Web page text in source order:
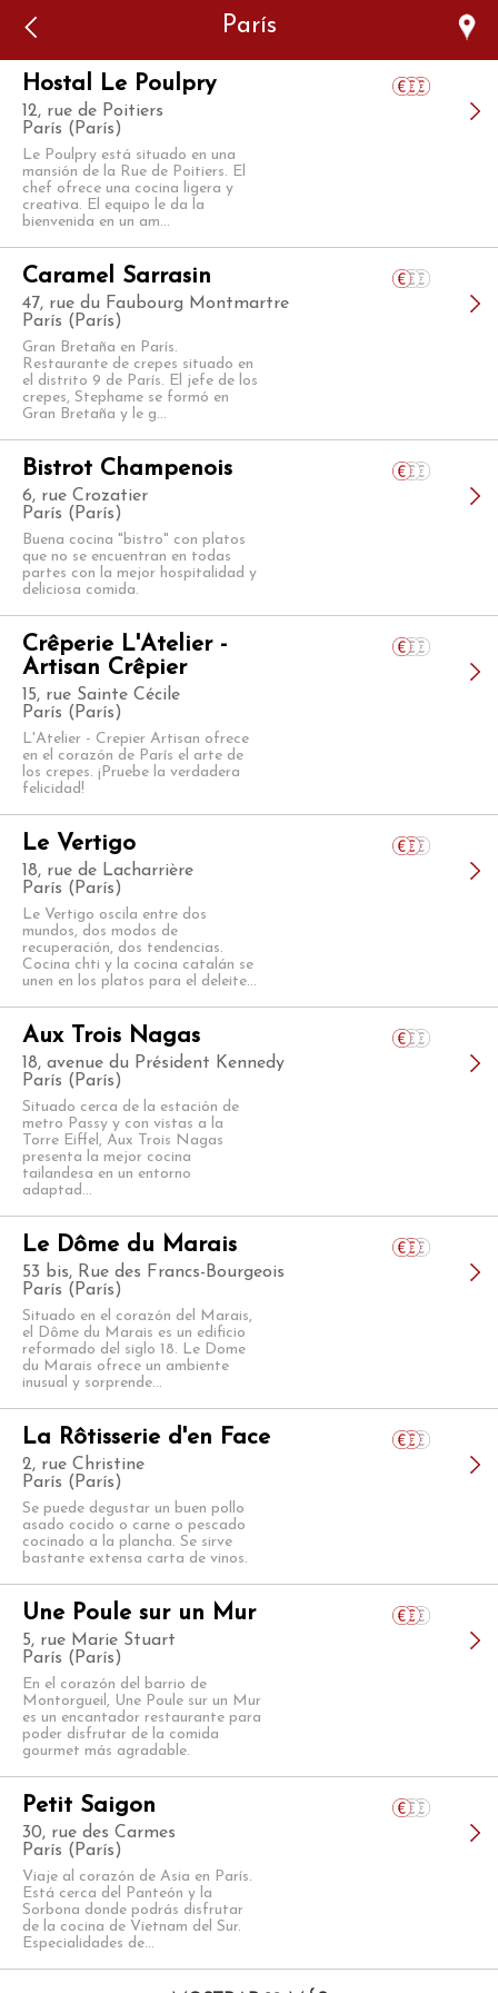
París
Hostal Le Poulpry
12, rue de Poitiers
París (París)
Le Poulpry está situado en una
mansión de la Rue de Poitiers. El
chef ofrece una cocina ligera y
creativa. El equipo le da la
bienvenida en un am...
Caramel Sarrasin
47, rue du Faubourg Montmartre
París (París)
Gran Bretaña en París.
Restaurante de crepes situado en
el distrito 9 de París. El jefe de los
crepes, Stephame se formó en
Gran Bretaña y le g...
Bistrot Champenois
6, rue Crozatier
París (París)
Buena cocina "bistro" con platos
que no se encuentran en todas
partes con la mejor hospitalidad y
deliciosa comida.
Crêperie L'Atelier -
Artisan Crêpier
15, rue Sainte Cécile
París (París)
L'Atelier - Crepier Artisan ofrece
en el corazón de París el arte de
los crepes. ¡Pruebe la verdadera
felicidad!
Le Vertigo
18, rue de Lacharrière
París (París)
Le Vertigo oscila entre dos
mundos, dos modos de
recuperación, dos tendencias.
Cocina chti y la cocina catalán se
unen en los platos para el deleite...
Aux Trois Nagas
18, avenue du Président Kennedy
París (París)
Situado cerca de la estación de
metro Passy y con vistas a la
Torre Eiffel, Aux Trois Nagas
presenta la mejor cocina
tailandesa en un entorno
adaptad...
Le Dôme du Marais
53 bis, Rue des Francs-Bourgeois
París (París)
Situado en el corazón del Marais,
el Dôme du Marais es un edificio
reformado del siglo 18. Le Dome
du Marais ofrece un ambiente
inusual y sorprende...
La Rôtisserie d'en Face
2, rue Christine
París (París)
Se puede degustar un buen pollo
asado cocido o carne o pescado
cocinado a la plancha. Se sirve
bastante extensa carta de vinos.
Une Poule sur un Mur
5, rue Marie Stuart
París (París)
En el corazón del barrio de
Montorgueil, Une Poule sur un Mur
es un encantador restaurante para
poder disfrutar de la comida
gourmet más agradable.
Petit Saigon
30, rue des Carmes
París (París)
Viaje al corazón de Asia en París.
Está cerca del Panteón y la
Sorbona donde podrás disfrutar
de la cocina de Vietnam del Sur.
Especialidades de...
authorized to show the cookie declaration for domain group
ID 546ddaab-b478-4440-aa8a-3b0205284212. Please add it to
the domain group in the Cookiebot Manager to authorize
the domain.